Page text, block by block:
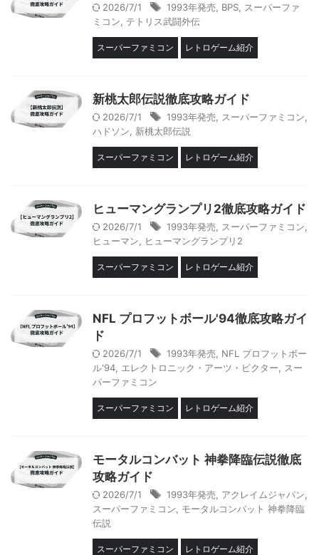
2026/7/1 1993年発売 BPS
スーパーファ
ミコン
テトリス武闘外伝
スーパーファミコン レトロゲーム紹介
新桃太郎伝説徹底攻略ガイド
2026/7/1 1993年発売 スーパーファミコン
ハドソン
新桃太郎伝説
スーパーファミコン レトロゲーム紹介
ヒューマングランプリ2徹底攻略ガイド
2026/7/1 1993年発売 スーパーファミコン
ヒューマン
ヒューマングランプリ2
スーパーファミコン レトロゲーム紹介
NFL プロフットボール'94徹底攻略ガイ
ド
2026/7/1 1993年発売
NFL プロフットボー
ル'94
エレクトロニック・アーツ・ビクター
スー
パーファミコン
スーパーファミコン レトロゲーム紹介
モータルコンバット 神拳降臨伝説徹底
攻略ガイド
2026/7/1 1993年発売 アクレイムジャパン
スーパーファミコン
モータルコンバット 神拳降臨
伝説
スーパーファミコン レトロゲーム紹介